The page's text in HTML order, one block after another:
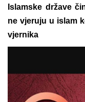
Islamske države
ne vjeruju u islam
vjernika